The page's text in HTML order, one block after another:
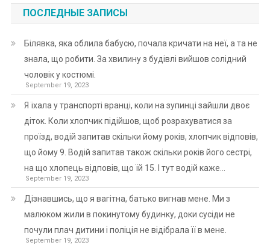
ПОСЛЕДНЫЕ ЗАПИСЫ
Білявка, яка облила бабусю, почала кричати на неї, а та не
знала, що робити. За хвилину з будівлі вийшов солідний
чоловік у костюмі.
September 19, 2023
Я їхала у транспорті вранці, коли на зупинці зайшли двоє
діток. Коли хлопчик підійшов, щоб розрахуватися за
проїзд, водій запитав скільки йому років, хлопчик відповів,
що йому 9. Водій запитав також скільки років його сестрі,
на що хлопець відповів, що їй 15. І тут водій каже…
September 19, 2023
Дізнавшись, що я вагітна, батько вигнав мене. Ми з
малюком жили в покинутому будинку, доки сусіди не
почули плач дитини і поліція не відібрала її в мене.
September 19, 2023